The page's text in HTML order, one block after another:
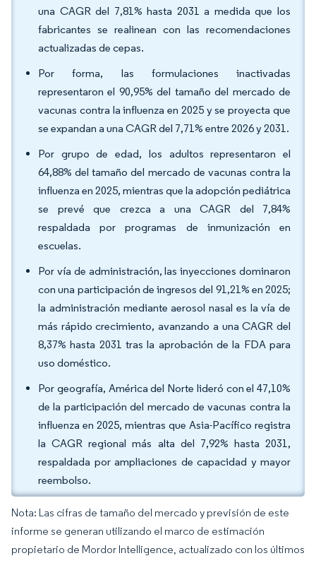
una CAGR del 7,81% hasta 2031 a medida que los
fabricantes se realinean con las recomendaciones
actualizadas de cepas.
Por forma, las formulaciones inactivadas
representaron el 90,95% del tamaño del mercado de
vacunas contra la influenza en 2025 y se proyecta que
se expandan a una CAGR del 7,71% entre 2026 y 2031.
Por grupo de edad, los adultos representaron el
64,88% del tamaño del mercado de vacunas contra la
influenza en 2025, mientras que la adopción pediátrica
se prevé que crezca a una CAGR del 7,84%
respaldada por programas de inmunización en
escuelas.
Por vía de administración, las inyecciones dominaron
con una participación de ingresos del 91,21% en 2025;
la administración mediante aerosol nasal es la vía de
más rápido crecimiento, avanzando a una CAGR del
8,37% hasta 2031 tras la aprobación de la FDA para
uso doméstico.
Por geografía, América del Norte lideró con el 47,10%
de la participación del mercado de vacunas contra la
influenza en 2025, mientras que Asia-Pacífico registra
la CAGR regional más alta del 7,92% hasta 2031,
respaldada por ampliaciones de capacidad y mayor
reembolso.
Nota: Las cifras de tamaño del mercado y previsión de este
informe se generan utilizando el marco de estimación
propietario de Mordor Intelligence, actualizado con los últimos